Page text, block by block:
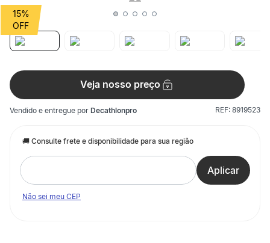
4ºVolei
º
15%
Veja nosso preço
Vendido e entregue por Decathlonpro REF: 8919523
Não sei meu CEP